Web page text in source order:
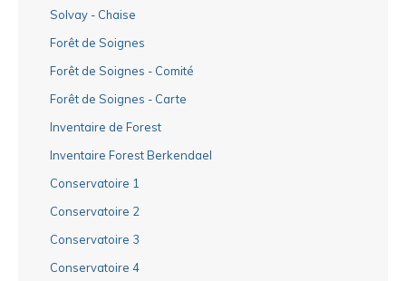
Solvay - Chaise
Forêt de Soignes
Forêt de Soignes - Comité
Forêt de Soignes - Carte
Inventaire de Forest
Inventaire Forest Berkendael
Conservatoire 1
Conservatoire 2
Conservatoire 3
Conservatoire 4